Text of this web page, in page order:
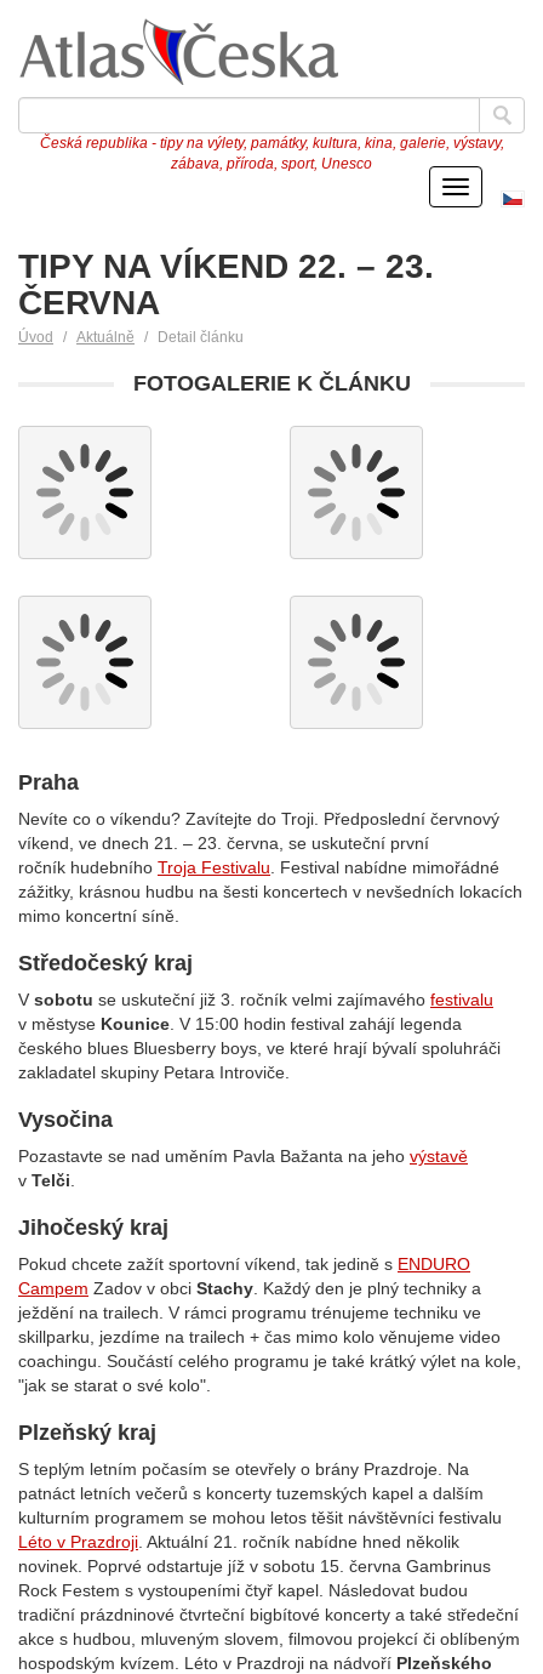
Česká republika - tipy na výlety, památky, kultura, kina, galerie, výstavy,
zábava, příroda, sport, Unesco
Menu
TIPY NA VÍKEND 22. – 23.
ČERVNA
Úvod Aktuálně Detail článku
FOTOGALERIE K ČLÁNKU
Praha
Nevíte co o víkendu? Zavítejte do Troji. Předposlední červnový
víkend, ve dnech 21. – 23. června, se uskuteční první
ročník hudebního Troja Festivalu . Festival nabídne mimořádné
zážitky, krásnou hudbu na šesti koncertech v nevšedních lokacích
mimo koncertní síně.
Středočeský kraj
V sobotu se uskuteční již 3. ročník velmi zajímavého festivalu
v městyse Kounice . V 15:00 hodin festival zahájí legenda
českého blues Bluesberry boys, ve které hrají bývalí spoluhráči
zakladatel skupiny Petara Introviče.
Vysočina
Pozastavte se nad uměním Pavla Bažanta na jeho výstavě
v Telči
Jihočeský kraj
Pokud chcete zažít sportovní víkend, tak jedině s ENDURO
Campem Zadov v obci Stachy . Každý den je plný techniky a
ježdění na trailech. V rámci programu trénujeme techniku ve
skillparku, jezdíme na trailech + čas mimo kolo věnujeme video
coachingu. Součástí celého programu je také krátký výlet na kole,
"jak se starat o své kolo"
Plzeňský kraj
S teplým letním počasím se otevřely o brány Prazdroje. Na
patnáct letních večerů s koncerty tuzemských kapel a dalším
kulturním programem se mohou letos těšit návštěvníci festivalu
Léto v Prazdroji . Aktuální 21. ročník nabídne hned několik
novinek. Poprvé odstartuje jíž v sobotu 15. června Gambrinus
Rock Festem s vystoupeními čtyř kapel. Následovat budou
tradiční prázdninové čtvrteční bigbítové koncerty a také středeční
akce s hudbou, mluveným slovem, filmovou projekcí či oblíbeným
hospodským kvízem. Léto v Prazdroji na nádvoří Plzeňského